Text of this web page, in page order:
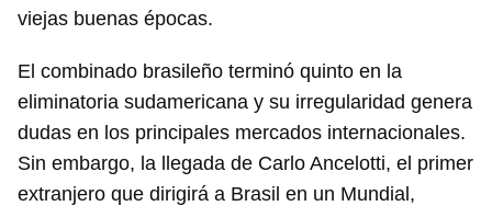
viejas buenas épocas.
El combinado brasileño terminó quinto en la
eliminatoria sudamericana y su irregularidad genera
dudas en los principales mercados internacionales.
Sin embargo, la llegada de Carlo Ancelotti, el primer
extranjero que dirigirá a Brasil en un Mundial,